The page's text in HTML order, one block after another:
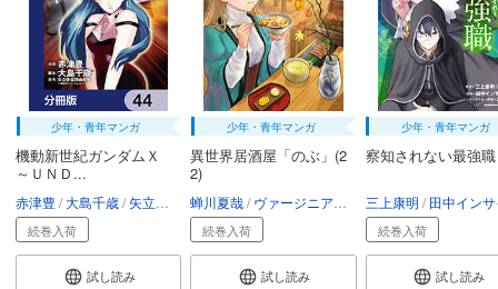
少年・青年マンガ
機動新世紀ガンダムＸ
～ＵＮＤ...
赤津豊 大島千歳 矢立肇・富野由悠季
続巻入荷
試し読み
少年・青年マンガ
異世界居酒屋「のぶ」(2
2)
蝉川夏哉 ヴァージニア二等兵 転
続巻入荷
試し読み
少年・青年マンガ
察知されない最強
三上康明 田中インサイ
続巻入荷
試し読み